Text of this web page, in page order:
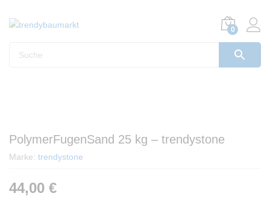
0
PolymerFugenSand 25 kg – trendystone
Marke: trendystone
44,00 €